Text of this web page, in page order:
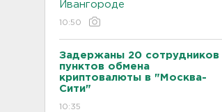
Ивангороде
10:50
Задержаны 20 сотрудников
пунктов обмена
криптовалюты в "Москва-
Сити"
10:35